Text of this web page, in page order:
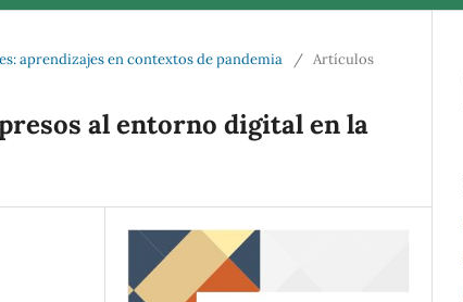
aprendizajes en contextos de pandemia / Artículos
al entorno digital en la